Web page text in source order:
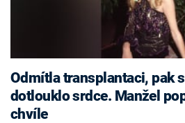
Odmítla transplantaci, pak
dotlouklo srdce. Manžel
chvíle